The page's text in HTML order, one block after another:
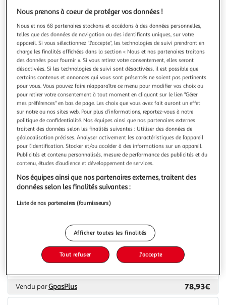
MICROIDS
Goldorak Le Festin des loups Edition Deluxe Xbox
Séries X
Goldorak Le Festin des loups Edition Deluxe Xbox Séries X
En savoir +
Vendu parMultishop
Livraison dès 6/7 jours
4,99€
Plus d'options
Vendu parMultishop
Livraison dès 5/6 jours
Plus d'options
Livraison dès 6/7 jours
Livraison offerte
Vendu parGpasPlus 78,93€
Nous prenons à coeur de protéger vos données !
Nous et nos 68 partenaires stockons et accédons à des données personnelles,
telles que des données de navigation ou des identifiants uniques, sur votre
appareil. Si vous sélectionnez "J'accepte", les technologies de suivi prendront en
charge les finalités affichées dans la section « Nous et nos partenaires traitons
des données pour fournir ». Si vous retirez votre consentement, elles seront
désactivées. Si les technologies de suivi sont désactivées, il est possible que
certains contenus et annonces qui vous sont présentés ne soient pas pertinents
pour vous. Vous pouvez faire réapparaître ce menu pour modifier vos choix ou
pour retirer votre consentement à tout moment en cliquant sur le lien "Gérer
mes préférences" en bas de page. Les choix que vous avez fait auront un effet
sur notre ou nos sites web. Pour plus d’informations, reportez-vous à notre
politique de confidentialité. Nos équipes ainsi que nos partenaires externes
traitent des données selon les finalités suivantes : Utiliser des données de
géolocalisation précises. Analyser activement les caractéristiques de l’appareil
pour l’identification. Stocker et/ou accéder à des informations sur un appareil.
Publicités et contenu personnalisés, mesure de performance des publicités et du
contenu, études d’audience et développement de services.
Nos équipes ainsi que nos partenaires externes, traitent des
données selon les finalités suivantes :
Liste de nos partenaires (fournisseurs)
Afficher toutes les finalités
Tout refuser J'accepte